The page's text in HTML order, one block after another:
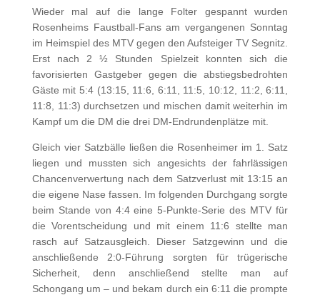
Wieder mal auf die lange Folter gespannt wurden
Rosenheims Faustball-Fans am vergangenen Sonntag
im Heimspiel des MTV gegen den Aufsteiger TV Segnitz.
Erst nach 2 ½ Stunden Spielzeit konnten sich die
favorisierten Gastgeber gegen die abstiegsbedrohten
Gäste mit 5:4 (13:15, 11:6, 6:11, 11:5, 10:12, 11:2, 6:11,
11:8, 11:3) durchsetzen und mischen damit weiterhin im
Kampf um die DM die drei DM-Endrundenplätze mit.
Gleich vier Satzbälle ließen die Rosenheimer im 1. Satz
liegen und mussten sich angesichts der fahrlässigen
Chancenverwertung nach dem Satzverlust mit 13:15 an
die eigene Nase fassen. Im folgenden Durchgang sorgte
beim Stande von 4:4 eine 5-Punkte-Serie des MTV für
die Vorentscheidung und mit einem 11:6 stellte man
rasch auf Satzausgleich. Dieser Satzgewinn und die
anschließende 2:0-Führung sorgten für trügerische
Sicherheit, denn anschließend stellte man auf
Schongang um – und bekam durch ein 6:11 die prompte